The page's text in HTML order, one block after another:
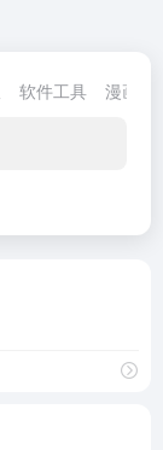
软件工具 漫画小